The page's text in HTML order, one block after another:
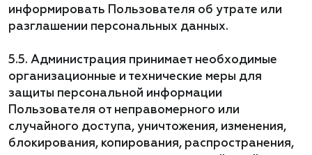
информировать Пользователя об утрате или
разглашении персональных данных.
5.5. Администрация принимает необходимые
организационные и технические меры для
защиты персональной информации
Пользователя от неправомерного или
случайного доступа, уничтожения, изменения,
блокирования, копирования, распространения,